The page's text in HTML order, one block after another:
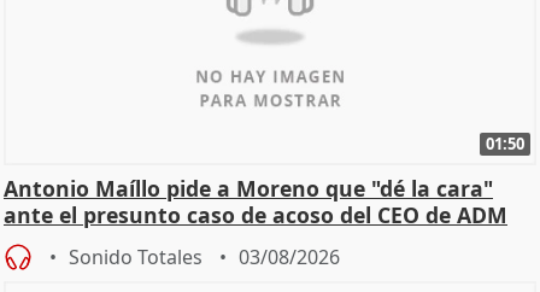
01:50
Antonio Maíllo pide a Moreno que "dé la cara"
ante el presunto caso de acoso del CEO de ADM
Sonido Totales 03/08/2026